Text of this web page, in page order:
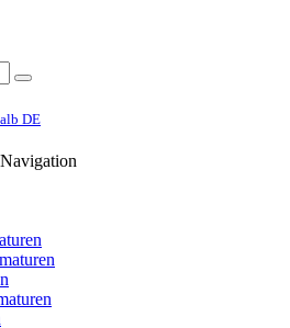
DE
Navigation